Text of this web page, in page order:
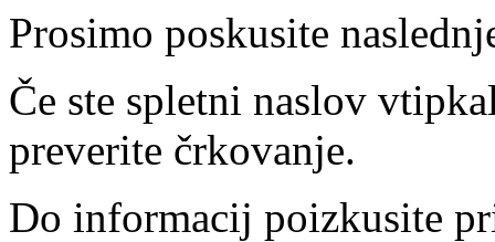
Prosimo poskusite
Če ste spletni naslov
preverite črkovanje.
Do informacij poizkusite